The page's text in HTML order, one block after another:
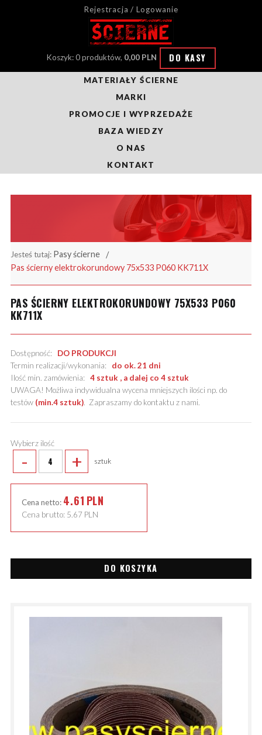
Rejestracja / Logowanie
Koszyk: 0 produktów, 0,00 PLN DO KASY
MATERIAŁY ŚCIERNE
MARKI
PROMOCJE I WYPRZEDAŻE
BAZA WIEDZY
O NAS
KONTAKT
Jesteś tutaj: Pasy ścierne
Pas ścierny elektrokorundowy 75x533 P060 KK711X
PAS ŚCIERNY ELEKTROKORUNDOWY 75X533 P060
KK711X
Dostępność: DO PRODUKCJI
Termin realizacji/wykonania: do ok. 21 dni
Ilość min. zamówienia: 4 sztuk , a dalej co 4 sztuk
UWAGA! Możliwa indywidualna wycena mniejszych ilości np. do
testów (min.4 sztuk). Zapraszamy do kontaktu z nami.
Wybierz ilość
- + sztuk
Cena netto: 4.61 PLN
Cena brutto: 5.67 PLN
DO KOSZYKA